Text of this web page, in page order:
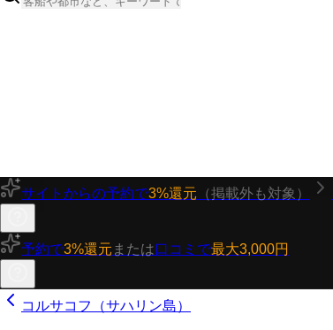
サイトからの予約で3%還元 （掲載外も対象）
予約で3%還元 または口コミで最大3,000円
コルサコフ（サハリン島）